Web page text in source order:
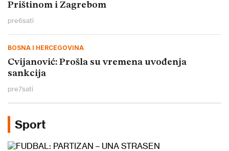
Prištinom i Zagrebom
pre6sati
BOSNA I HERCEGOVINA
Cvijanović: Prošla su vremena uvođenja
sankcija
pre7sati
Sport